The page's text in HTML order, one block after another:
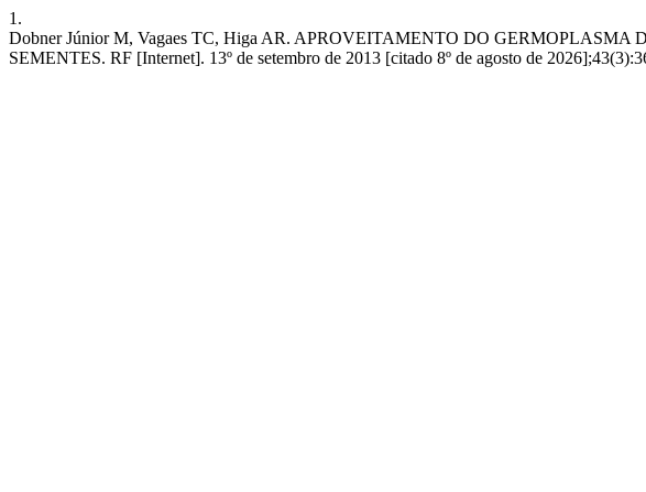
1.
Dobner Júnior M, Vagaes TC, Higa AR. APROVEITAMENTO DO
SEMENTES. RF [Internet]. 13º de setembro de 2013 [citado 8º de agosto de